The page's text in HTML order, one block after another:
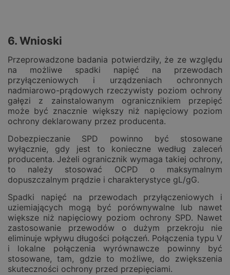
6. Wnioski
Przeprowadzone badania potwierdziły, że ze względu
na możliwe spadki napięć na przewodach
przyłączeniowych i urządzeniach ochronnych
nadmiarowo-prądowych rzeczywisty poziom ochrony
gałęzi z zainstalowanym ogranicznikiem przepięć
może być znacznie większy niż napięciowy poziom
ochrony deklarowany przez producenta.
Dobezpieczanie SPD powinno być stosowane
wyłącznie, gdy jest to konieczne według zaleceń
producenta. Jeżeli ogranicznik wymaga takiej ochrony,
to należy stosować OCPD o maksymalnym
dopuszczalnym prądzie i charakterystyce gL/gG.
Spadki napięć na przewodach przyłączeniowych i
uziemiających mogą być porównywalne lub nawet
większe niż napięciowy poziom ochrony SPD. Nawet
zastosowanie przewodów o dużym przekroju nie
eliminuje wpływu długości połączeń. Połączenia typu V
i lokalne połączenia wyrównawcze powinny być
stosowane, tam, gdzie to możliwe, do zwiększenia
skuteczności ochrony przed przepięciami.